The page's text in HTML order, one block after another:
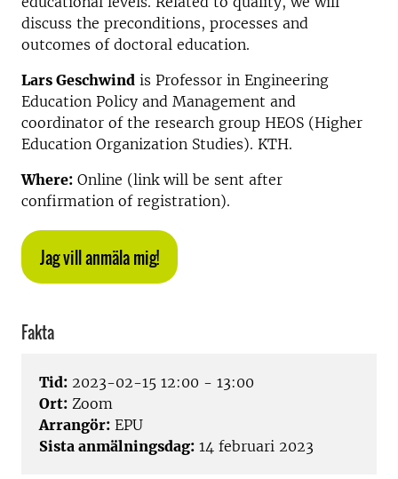
discuss the preconditions, processes and
outcomes of doctoral education.
Lars Geschwind is Professor in Engineering
Education Policy and Management and
coordinator of the research group HEOS (Higher
Education Organization Studies). KTH.
Where: Online (link will be sent after
confirmation of registration).
Jag vill anmäla mig!
Fakta
Tid: 2023-02-15 12:00 - 13:00
Ort: Zoom
Arrangör: EPU
Sista anmälningsdag: 14 februari 2023